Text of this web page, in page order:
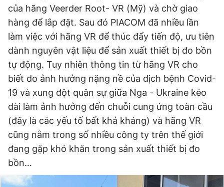
của hãng Veerder Root- VR (Mỹ) và chờ giao
hàng để lắp đặt. Sau đó PIACOM đã nhiều lần
làm việc với hãng VR để thúc đẩy tiến độ, ưu tiên
dành nguyên vật liệu để sản xuất thiết bị đo bồn
tự động. Tuy nhiên thông tin từ hãng VR cho
biết do ảnh hưởng nặng nề của dịch bệnh Covid-
19 và xung đột quân sự giữa Nga - Ukraine kéo
dài làm ảnh hưởng đến chuỗi cung ứng toàn cầu
(đây là các yếu tố bất khả kháng) và hãng VR
cũng nằm trong số nhiều công ty trên thế giới
đang gặp khó khăn trong sản xuất thiết bị đo
bồn…